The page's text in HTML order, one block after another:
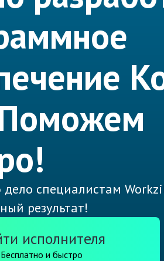
дело специалистам
результат!
исполнителя
Бесплатно и быстро